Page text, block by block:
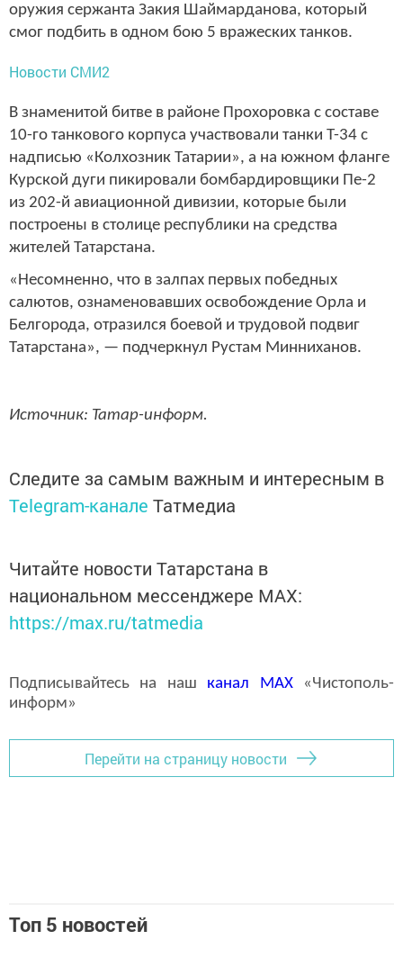
оружия сержанта Закия Шаймарданова, который
смог подбить в одном бою 5 вражеских танков.
Новости СМИ2
В знаменитой битве в районе Прохоровка с составе
10-го танкового корпуса участвовали танки Т-34 с
надписью «Колхозник Татарии», а на южном фланге
Курской дуги пикировали бомбардировщики Пе-2
из 202-й авиационной дивизии, которые были
построены в столице республики на средства
жителей Татарстана.
«Несомненно, что в залпах первых победных
салютов, ознаменовавших освобождение Орла и
Белгорода, отразился боевой и трудовой подвиг
Татарстана», — подчеркнул Рустам Минниханов.
Источник: Татар-информ.
Следите за самым важным и интересным в
Telegram-канале Татмедиа
Читайте новости Татарстана в
национальном мессенджере MАХ:
https://max.ru/tatmedia
Подписывайтесь на наш канал MAX«Чистополь-
информ»
Перейти на страницу новости
Топ 5 новостей